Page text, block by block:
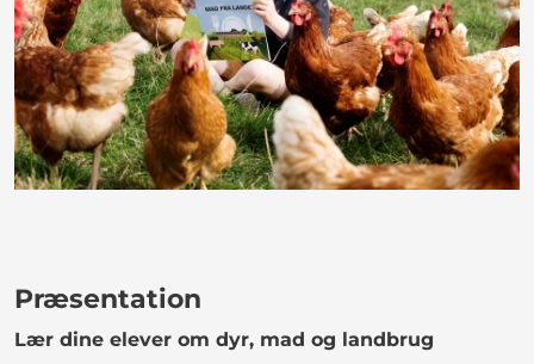
Præsentation
Lær dine elever om dyr, mad og landbrug